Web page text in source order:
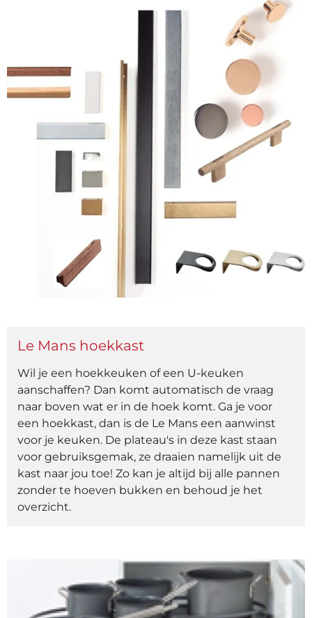
Le Mans hoekkast
Wil je een hoekkeuken of een U-keuken
aanschaffen? Dan komt automatisch de vraag
naar boven wat er in de hoek komt. Ga je voor
een hoekkast, dan is de Le Mans een aanwinst
voor je keuken. De plateau's in deze kast staan
voor gebruiksgemak, ze draaien namelijk uit de
kast naar jou toe! Zo kan je altijd bij alle pannen
zonder te hoeven bukken en behoud je het
overzicht.